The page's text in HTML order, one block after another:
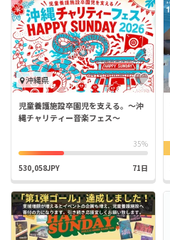
沖縄県
児童養護施設卒園児を支える。〜沖
縄チャリティー音楽フェス〜
35%
530,058JPY 71日